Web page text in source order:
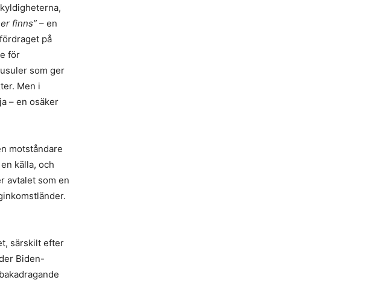
finns” – en
på
för
som ger
Men i
– en osäker
motståndare
en källa, och
avtalet som en
särskilt efter
Biden-